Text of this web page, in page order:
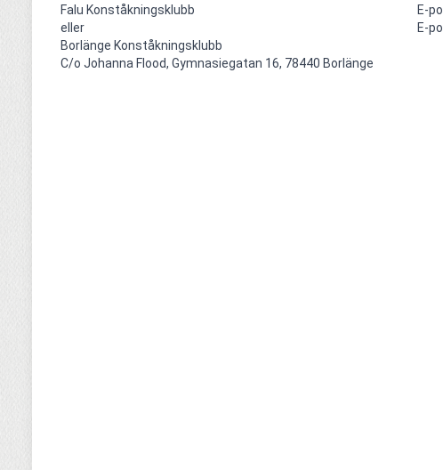
Falu Konståkningsklubb
eller
Borlänge Konståkningsklubb
C/o Johanna Flood, Gymnasiegatan 16, 78440 Borlänge
E-
E-